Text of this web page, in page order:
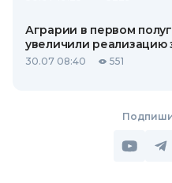
Аграрии в первом
увеличили реализацию
30.07 08:40 551